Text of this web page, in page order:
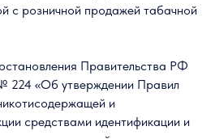
с розничной продажей табачной
Правительства РФ
224 «Об утверждении Правил
и
средствами идентификации и